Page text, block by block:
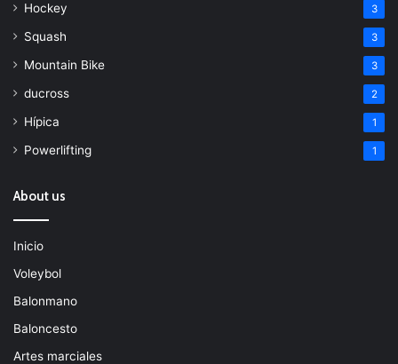
Hockey 3
Squash 3
Mountain Bike 3
ducross 2
Hípica 1
Powerlifting 1
About us
Inicio
Voleybol
Balonmano
Baloncesto
Artes marciales